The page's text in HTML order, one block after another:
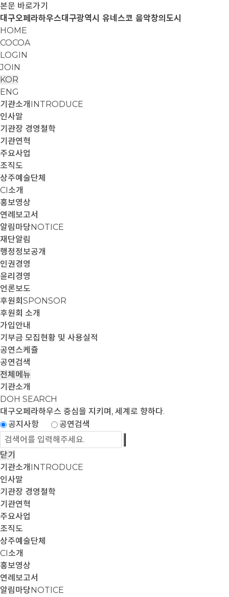
본문 바로가기
대구오페라하우스대구광역시 유네스코 음악창의도시
HOME
COCOA
LOGIN
JOIN
KOR
ENG
기관소개 INTRODUCE
인사말
기관장 경영철학
기관연혁
주요사업
조직도
상주예술단체
CI소개
홍보영상
연례보고서
알림마당NOTICE
재단알림
행정정보공개
인권경영
윤리경영
언론보도
후원회 SPONSOR
후원회 소개
가입안내
기부금 모집현황 및 사용실적
공연스케쥴
공연검색
전체메뉴
기관소개
DOH SEARCH
대구오페라하우스 중심을 지키며, 세계로 향하다.
공지사항
공연검색
닫기
기관소개 INTRODUCE
인사말
기관장 경영철학
기관연혁
주요사업
조직도
상주예술단체
CI소개
홍보영상
연례보고서
알림마당NOTICE